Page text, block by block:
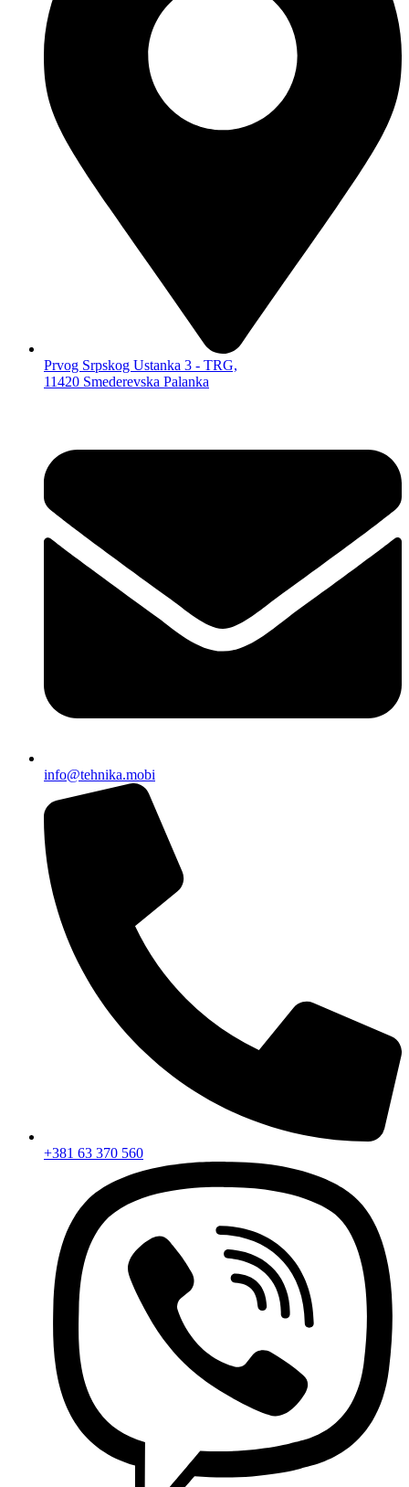
KUĆNA AUDIO VIDEO TEHNIKA
METEO STANICE
MIKRO HF-FI LINIJE
RADIO BUDILNICI
SENZORI,
TERMOMETRI…
KOMPJUTERSKI
PRODUŽNI
ADAPTERI KABLOVSKI
ELEKTRONSKE CIGARETE
UMBRELA
Prvog Srpskog Ustanka 3 - TRG,
11420 Smederevska Palanka
info@tehnika.mobi
+381 63 370 560